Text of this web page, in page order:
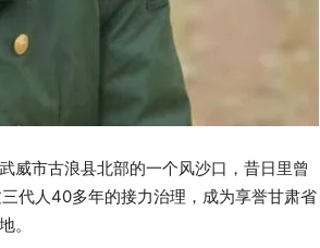
威市古浪县北部的一个风沙口，昔日里曾
代人40多年的接力治理，成为享誉甘肃省
。